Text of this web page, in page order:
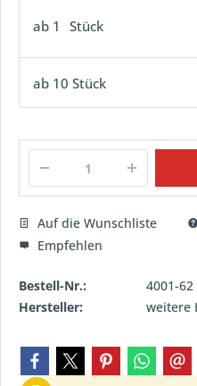
ab 1 Stück
ab 10 Stück
Auf die Wunschliste
Empfehlen
Bestell-Nr.:
4001-62
Hersteller:
weitere